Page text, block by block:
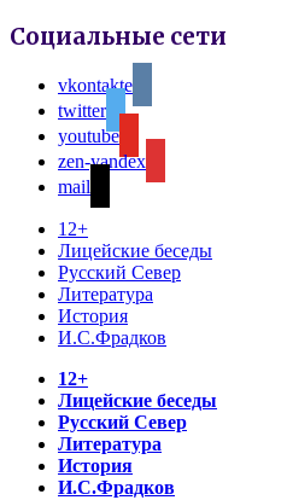
Социальные сети
vkontakte
twitter
youtube
zen-yandex
mail
12+
Лицейские беседы
Русский Север
Литература
История
И.С.Фрадков
12+
Лицейские беседы
Русский Север
Литература
История
И.С.Фрадков